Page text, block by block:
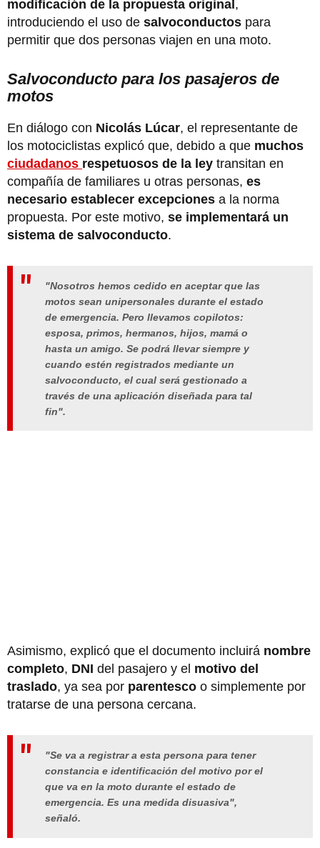
modificación de la propuesta original,
introduciendo el uso de salvoconductos para
permitir que dos personas viajen en una moto.
Salvoconducto para los pasajeros de
motos
En diálogo con Nicolás Lúcar, el representante de
los motociclistas explicó que, debido a que muchos
ciudadanos respetuosos de la ley transitan en
compañía de familiares u otras personas, es
necesario establecer excepciones a la norma
propuesta. Por este motivo, se implementará un
sistema de salvoconducto.
"Nosotros hemos cedido en aceptar que las
motos sean unipersonales durante el estado
de emergencia. Pero llevamos copilotos:
esposa, primos, hermanos, hijos, mamá o
hasta un amigo. Se podrá llevar siempre y
cuando estén registrados mediante un
salvoconducto, el cual será gestionado a
través de una aplicación diseñada para tal
fin".
Asimismo, explicó que el documento incluirá nombre
completo, DNI del pasajero y el motivo del
traslado, ya sea por parentesco o simplemente por
tratarse de una persona cercana.
"Se va a registrar a esta persona para tener
constancia e identificación del motivo por el
que va en la moto durante el estado de
emergencia. Es una medida disuasiva",
señaló.